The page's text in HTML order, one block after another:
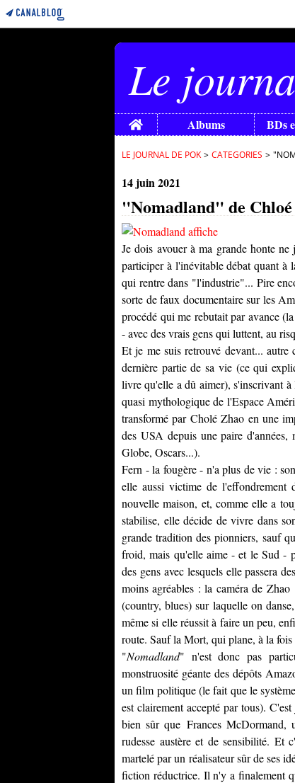
Le
Home Albums BDs
LE JOURNAL DE POK > CATEGORIES >
14 juin 2021
"Nomadland" de
Je dois avouer à ma grande honte
participer à l'inévitable débat quant à
qui rentre dans "l'industrie"... Pire
sorte de faux documentaire sur les
procédé qui me rebutait par avance
- avec des vrais gens qui luttent, au
Et je me suis retrouvé devant...
dernière partie de sa vie (ce qui
livre qu'elle a dû aimer), s'inscrivant à
quasi mythologique de l'Espace
transformé par Cholé Zhaoen une
des USA depuis une paire
Globe, Oscars...).
Fern - la fougère - n'a plus de vie :
elle aussi victime de l'effondrement
nouvelle maison, et, comme elle a
stabilise, elle décide de vivre dans
grande tradition des pionniers, sauf
froid, mais qu'elle aime - et le Sud -
des gens avec lesquels elle passera
moins agréables : la caméra deZhao
(country, blues) sur laquelle on
même si elle réussit à faire un peu,
route. Sauf la Mort, qui plane, à la
"Nomadland" n'est donc pas
monstruosité géante des dépôts
un film politique (le fait que le
est clairement accepté par tous).
bien sûr que Frances McDormand,
rudesse austère et de sensibilité. Et
martelé par un réalisateur sûr de ses
fiction réductrice. Il n'y a finalement